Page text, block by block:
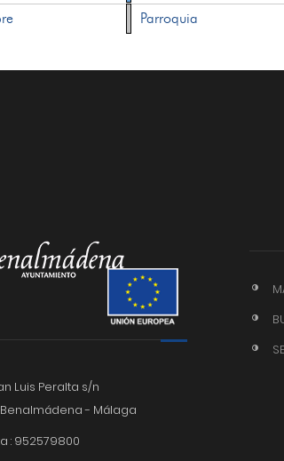
Parroquia
Luis Peralta s/n
- Málaga
: 952579800